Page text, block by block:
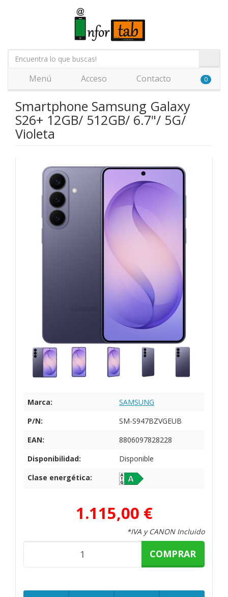
Menú Acceso Contacto 0
Smartphone Samsung Galaxy
S26+ 12GB/ 512GB/ 6.7"/ 5G/
Violeta
Marca:
SAMSUNG
P/N:
SM-S947BZVGEUB
EAN:
8806097828228
Disponibilidad:
Disponible
Clase energética:
1.115,00 €
*IVA y CANON Incluido
COMPRAR